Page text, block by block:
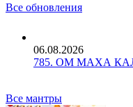
Все обновления
06.08.2026
785. ОМ МАХА
Все мантры